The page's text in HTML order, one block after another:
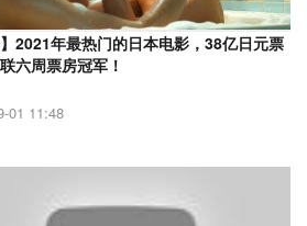
】2021年最热门的日本电影，38亿日元票
六周票房冠军！
01 11:48